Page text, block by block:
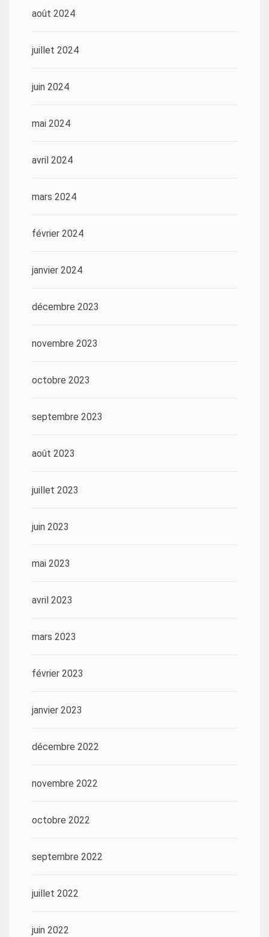
août 2024
juillet 2024
juin 2024
mai 2024
avril 2024
mars 2024
février 2024
janvier 2024
décembre 2023
novembre 2023
octobre 2023
septembre 2023
août 2023
juillet 2023
juin 2023
mai 2023
avril 2023
mars 2023
février 2023
janvier 2023
décembre 2022
novembre 2022
octobre 2022
septembre 2022
juillet 2022
juin 2022